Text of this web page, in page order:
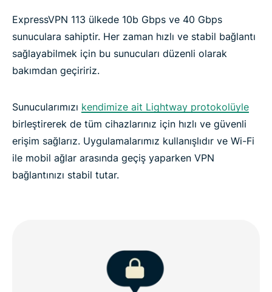
ExpressVPN 113 ülkede 10b Gbps ve 40 Gbps
sunuculara sahiptir. Her zaman hızlı ve stabil bağlantı
sağlayabilmek için bu sunucuları düzenli olarak
bakımdan geçiririz.
Sunucularımızı kendimize ait Lightway protokolüyle
birleştirerek de tüm cihazlarınız için hızlı ve güvenli
erişim sağlarız. Uygulamalarımız kullanışlıdır ve Wi-Fi
ile mobil ağlar arasında geçiş yaparken VPN
bağlantınızı stabil tutar.